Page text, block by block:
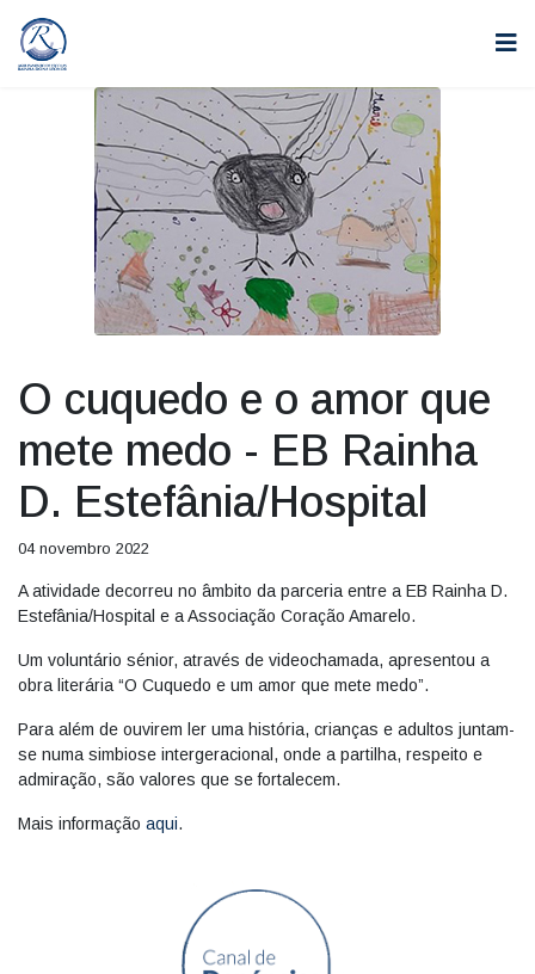
O cuquedo e o amor que
mete medo - EB Rainha
D. Estefânia/Hospital
04 novembro 2022
A atividade decorreu no âmbito da parceria entre a EB Rainha D.
Estefânia/Hospital e a Associação Coração Amarelo.
Um voluntário sénior, através de videochamada, apresentou a
obra literária “O Cuquedo e um amor que mete medo”.
Para além de ouvirem ler uma história, crianças e adultos juntam-
se numa simbiose intergeracional, onde a partilha, respeito e
admiração, são valores que se fortalecem.
Mais informação aqui.